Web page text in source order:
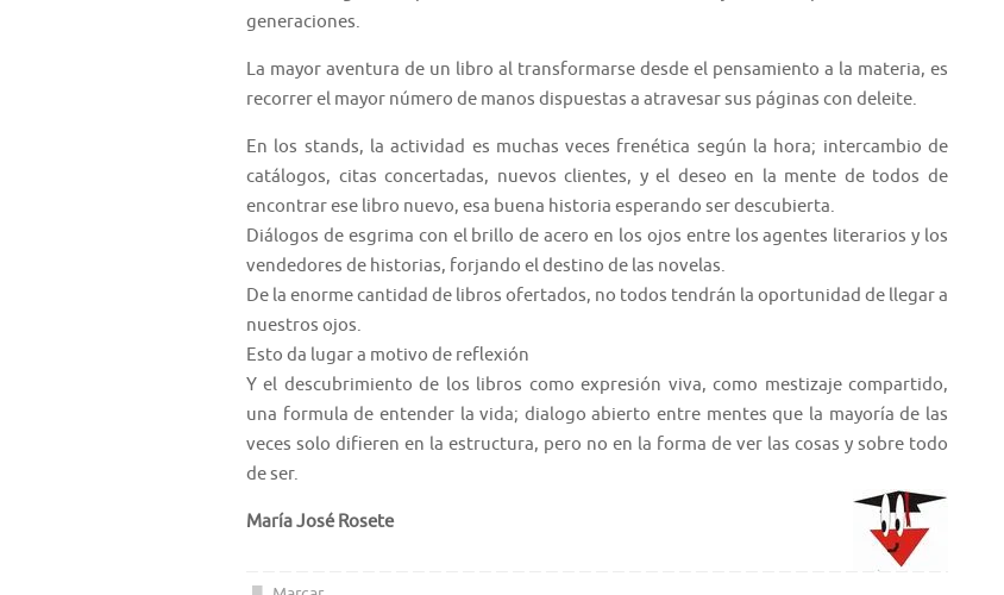
generaciones.
La mayor aventura de un libro al transformarse desde el pensamiento a la materia, es
recorrer el mayor número de manos dispuestas a atravesar sus páginas con deleite.
En los stands, la actividad es muchas veces frenética según la hora; intercambio de
catálogos, citas concertadas, nuevos clientes, y el deseo en la mente de todos de
encontrar ese libro nuevo, esa buena historia esperando ser descubierta.
Diálogos de esgrima con el brillo de acero en los ojos entre los agentes literarios y los
vendedores de historias, forjando el destino de las novelas.
De la enorme cantidad de libros ofertados, no todos tendrán la oportunidad de llegar a
nuestros ojos.
Esto da lugar a motivo de reflexión
Y el descubrimiento de los libros como expresión viva, como mestizaje compartido,
una formula de entender la vida; dialogo abierto entre mentes que la mayoría de las
veces solo difieren en la estructura, pero no en la forma de ver las cosas y sobre todo
de ser.
María José Rosete